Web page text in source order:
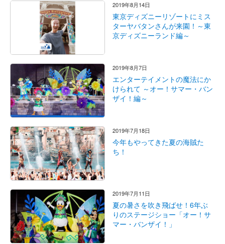
2019年8月14日
東京ディズニーリゾートにミス
ターヤバタンさんが来園！～東
京ディズニーランド編～
2019年8月7日
エンターテイメントの魔法にか
けられて ～オー！サマー・バン
ザイ！編～
2019年7月18日
今年もやってきた夏の海賊た
ち！
2019年7月11日
夏の暑さを吹き飛ばせ！6年ぶ
りのステージショー「オー！サ
マー・バンザイ！」